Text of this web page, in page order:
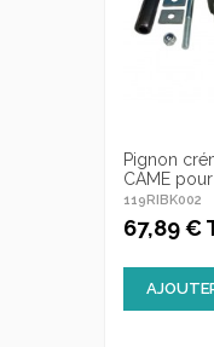
Pignon
CAME
119RIBK002
67,89 €